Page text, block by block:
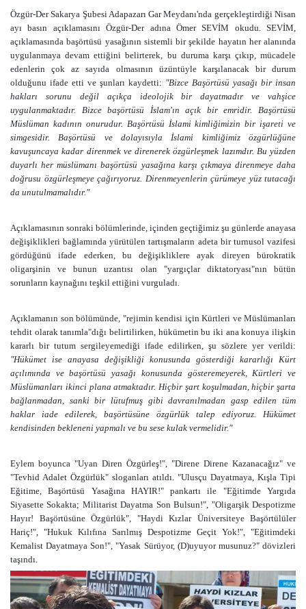
Özgür-Der Sakarya Şubesi Adapazarı Gar Meydanı'nda gerçekleştirdiği Nisan
ayı basın açıklamasını Özgür-Der adına Ömer SEVİM okudu. SEVİM,
açıklamasında başörtüsü yasağının sistemli bir şekilde hayatın her alanında
uygulanmaya devam ettiğini belirterek, bu duruma karşı çıkıp, mücadele
edenlerin çok az sayıda olmasının üzüntüyle karşılanacak bir durum
olduğunu ifade etti ve şunları kaydetti: "Bizce Başörtüsü yasağı bir insan
hakları sorunu değil açıkça ideolojik bir dayatmadır ve vahşice
uygulanmaktadır. Bizce başörtüsü İslam'ın açık bir emridir. Başörtüsü
Müslüman kadının onurudur. Başörtüsü İslami kimliğimizin bir işareti ve
simgesidir. Başörtüsü ve dolayısıyla İslami kimliğimiz özgürlüğüne
kavuşuncaya kadar direnmek ve direnerek özgürleşmek lazımdır. Bu yüzden
duyarlı her müslümanı başörtüsü yasağına karşı çıkmaya direnmeye daha
doğrusu özgürleşmeye çağırıyoruz. Direnmeyenlerin çürümeye yüz tutacağı
da unutulmamalıdır."
Açıklamasının sonraki bölümlerinde, içinden geçtiğimiz şu günlerde anayasa
değişiklikleri bağlamında yürütülen tartışmaların adeta bir turnusol vazifesi
gördüğünü ifade ederken, bu değişikliklere ayak direyen bürokratik
oligarşinin ve bunun uzantısı olan "yargıçlar diktatoryası"nın bütün
sorunların kaynağını teşkil ettiğini vurguladı.
Açıklamanın son bölümünde, "rejimin kendisi için Kürtleri ve Müslümanları
tehdit olarak tanımla"dığı belirtilirken, hükümetin bu iki ana konuya ilişkin
kararlı bir tutum sergileyemediği ifade edilirken, şu sözlere yer verildi:
"Hükümet ise anayasa değişikliği konusunda gösterdiği kararlığı Kürt
açılımında ve başörtüsü yasağı konusunda gösteremeyerek, Kürtleri ve
Müslümanları ikinci plana atmaktadır. Hiçbir şart koşulmadan, hiçbir şarta
bağlanmadan, sanki bir lütufmuş gibi davranılmadan gasp edilen tüm
haklar iade edilerek, başörtüsüne özgürlük talep ediyoruz. Hükümet
kendisinden bekleneni yapmalı ve bu sese kulak vermelidir."
Eylem boyunca "Uyan Diren Özgürleş!", "Direne Direne Kazanacağız" ve
"Tevhid Adalet Özgürlük" sloganları atıldı. "Ulusçu Dayatmaya, Kışla Tipi
Eğitime, Başörtüsü Yasağına HAYIR!" pankartı ile "Eğitimde Yargıda
Siyasette Sokakta; Militarist Dayatma Son Bulsun!", "Oligarşik Despotizme
Hayır! Başörtüsüne Özgürlük", "Haydi Kızlar Üniversiteye Başörtülüler
Hariç!", "Hukuk Kılıfına Sarılmış Despotizme Geçit Yok!", "Eğitimdeki
Kemalist Dayatmaya Son!", "Yasak Sürüyor, (D)uyuyor musunuz?" dövizleri
taşındı.